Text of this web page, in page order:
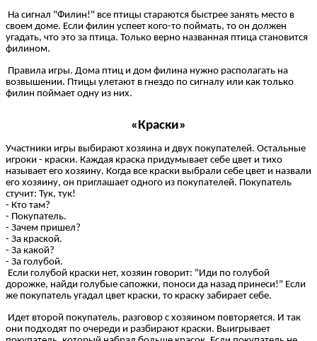
На сигнал "Филин!" все птицы стараются быстрее занять место в
своем доме. Если филин успеет кого-то поймать, то он должен
угадать, что это за птица. Только верно названная птица становится
филином.
Правила игры. Дома птиц и дом филина нужно располагать на
возвышении. Птицы улетают в гнездо по сигналу или как только
филин поймает одну из них.
«Краски»
Участники игры выбирают хозяина и двух покупателей. Остальные
игроки - краски. Каждая краска придумывает себе цвет и тихо
называет его хозяину. Когда все краски выбрали себе цвет и назвали
его хозяину, он приглашает одного из покупателей. Покупатель
стучит: Тук, тук!
- Кто там?
- Покупатель.
- Зачем пришел?
- За краской.
- За какой?
- За голубой.
Если голубой краски нет, хозяин говорит: "Иди по голубой
дорожке, найди голубые сапожки, поноси да назад принеси!" Если
же покупатель угадал цвет краски, то краску забирает себе.
Идет второй покупатель, разговор с хозяином повторяется. И так
они подходят по очереди и разбирают краски. Выигрывает